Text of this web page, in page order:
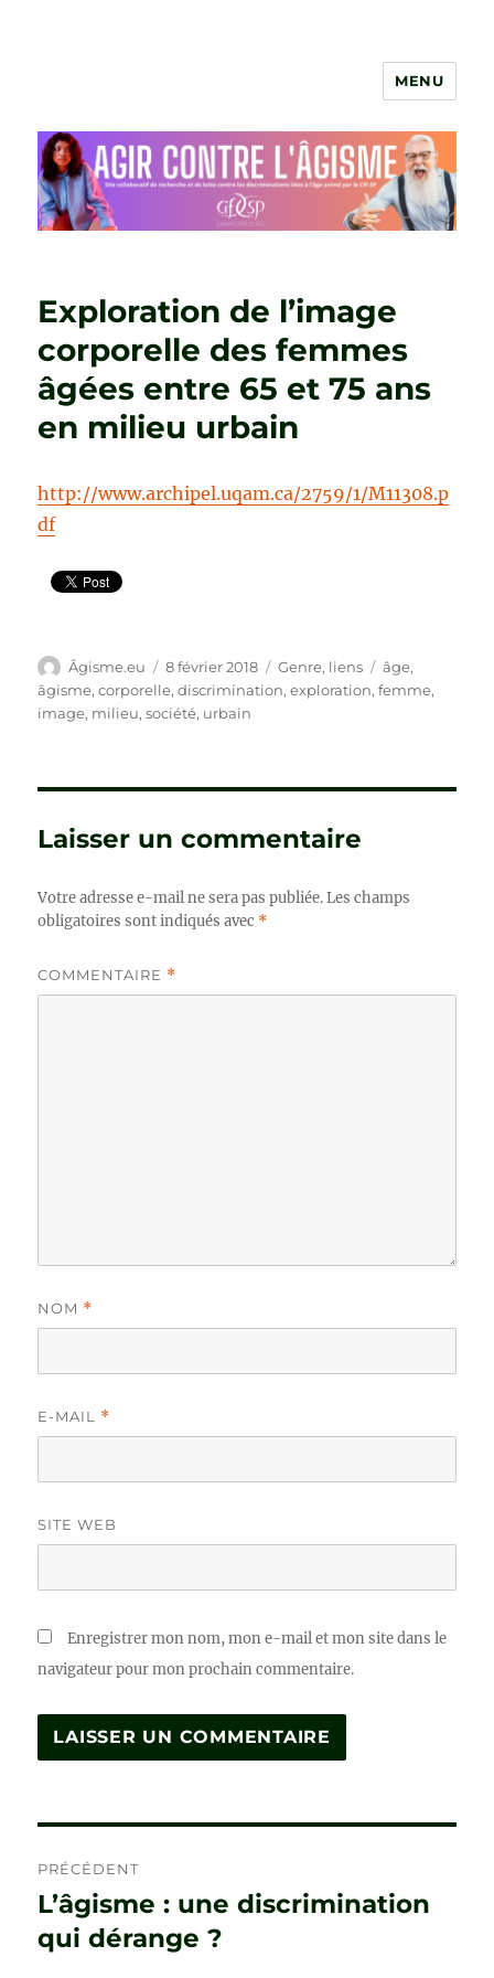
MENU
Exploration de l’image
corporelle des femmes
âgées entre 65 et 75 ans
en milieu urbain
http://www.archipel.uqam.ca/2759/1/M11308.p
df
Auteur
Âgisme.eu
Publié
le
8 février 2018 Catégories
Genre, liens Étiquettes
âge,
âgisme,corporelle,discrimination,exploration,femme,
image, milieu,société, urbain
Laisser un commentaire
Votre adresse e-mail ne sera pas publiée. Les champs
obligatoires sont indiqués avec *
COMMENTAIRE *
NOM *
E-MAIL *
SITE WEB
Enregistrer mon nom, mon e-mail et mon site dans le
navigateur pour mon prochain commentaire.
de
l’article
PRÉCÉDENT
Publication
précédente :
L’âgisme : une discrimination
qui dérange ?